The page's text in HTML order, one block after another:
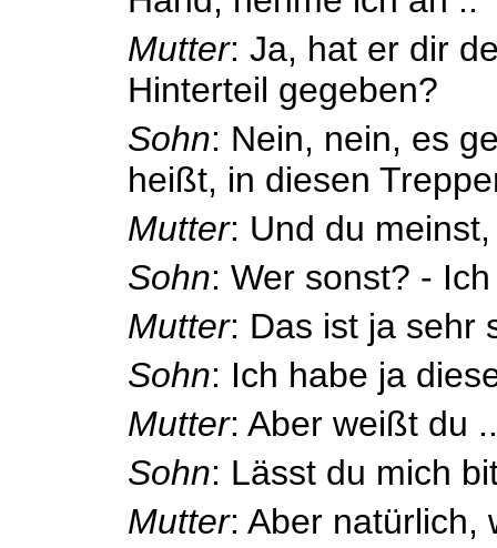
Mutter: Ja, hat er dir
Hinterteil gegeben?
Sohn: Nein, nein, es
heißt, in diesen
Mutter: Und du
Sohn: Wer sonst? -
Mutter: Das ist ja sehr
Sohn: Ich habe ja
Mutter: Aber weißt du ..
Sohn: Lässt du mich
Mutter: Aber natürlich,